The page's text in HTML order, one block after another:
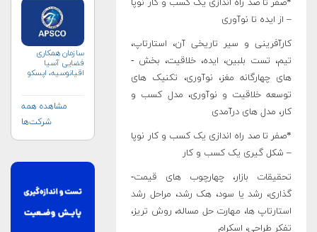
*صفر تا صد راه ­اندازی یک کسب و کار نوپا
– از ایده تا نوآوری
کارآفرینی و سیر تاریخی آن، استارتاپ،
تیم، تست بلبین، ایده، خلاقیت، بخش ­
های چهارگانه مغز، نوآوری، تکنیک­ های
توسعه خلاقیت و نوآوری، مدل کسب و
کار، مدل­ های درآمدی
*صفر تا صد راه ­اندازی یک کسب و کار نوپا
– شکل­ گیری یک کسب و کار
تحقیقات بازار، چهارچوب­ های قیمت­
گذاری، رشد یا سود، هک رشد، مراحل رشد
استارتاپ ­ها، مهارت حل مساله، روش تریز،
تفکر طراحی، اسکرام
سازمان همکاری
فضایی آسیا
اقیانوسیه، اپسکو
مشاهده همه
شرکت‌ها